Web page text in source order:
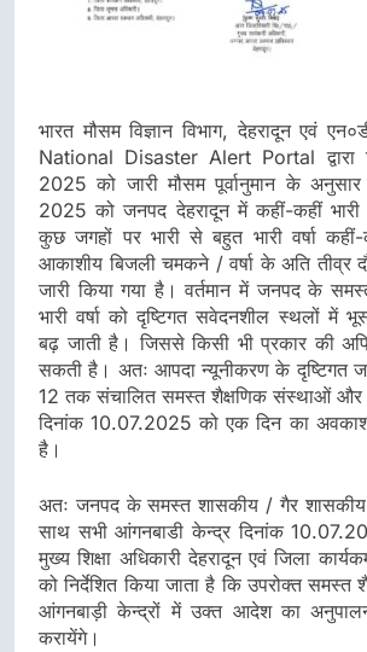
भारत मौसम विज्ञान विभाग, देहरादून एवं
National Disaster Alert Portal द्वारा
2025 को जारी मौसम पूर्वानुमान के
2025 को जनपद देहरादून में कहीं-कहीं भारी
कुछ जगहों पर भारी से बहुत भारी वर्षा
आकाशीय बिजली चमकने / वर्षा के अति तीव्र
जारी किया गया है। वर्तमान में जनपद के
भारी वर्षा को दृष्टिगत सवेदनशील स्थलों में
बढ़ जाती है। जिससे किसी भी प्रकार की
सकती है। अतः आपदा न्यूनीकरण के दृष्टिगत
12 तक संचालित समस्त शैक्षणिक संस्थाओं और
दिनांक 10.07.2025 को एक दिन का अवकाश
है।
अतः जनपद के समस्त शासकीय / गैर
साथ सभी आंगनबाडी केन्द्र दिनांक
मुख्य शिक्षा अधिकारी देहरादून एवं जिला
को निर्देशित किया जाता है कि उपरोक्त
आंगनबाड़ी केन्द्रों में उक्त आदेश का
करायेंगे।